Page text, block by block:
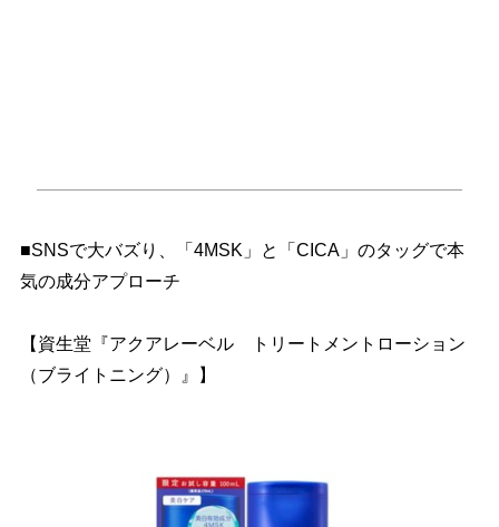
■SNSで大バズり、「4MSK」と「CICA」のタッグで本
気の成分アプローチ
【資生堂『アクアレーベル トリートメントローション
（ブライトニング）』】